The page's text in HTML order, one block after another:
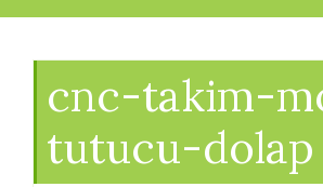
cnc-takim-
tutucu-dolap